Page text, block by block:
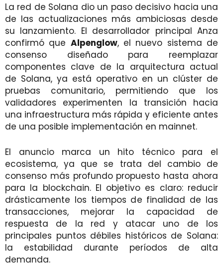
La red de Solana dio un paso decisivo hacia una
de las actualizaciones más ambiciosas desde
su lanzamiento. El desarrollador principal Anza
confirmó que Alpenglow, el nuevo sistema de
consenso diseñado para reemplazar
componentes clave de la arquitectura actual
de Solana, ya está operativo en un clúster de
pruebas comunitario, permitiendo que los
validadores experimenten la transición hacia
una infraestructura más rápida y eficiente antes
de una posible implementación en mainnet.
El anuncio marca un hito técnico para el
ecosistema, ya que se trata del cambio de
consenso más profundo propuesto hasta ahora
para la blockchain. El objetivo es claro: reducir
drásticamente los tiempos de finalidad de las
transacciones, mejorar la capacidad de
respuesta de la red y atacar uno de los
principales puntos débiles históricos de Solana:
la estabilidad durante períodos de alta
demanda.